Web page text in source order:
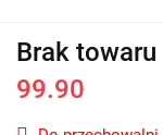
Brak towaru
99.90